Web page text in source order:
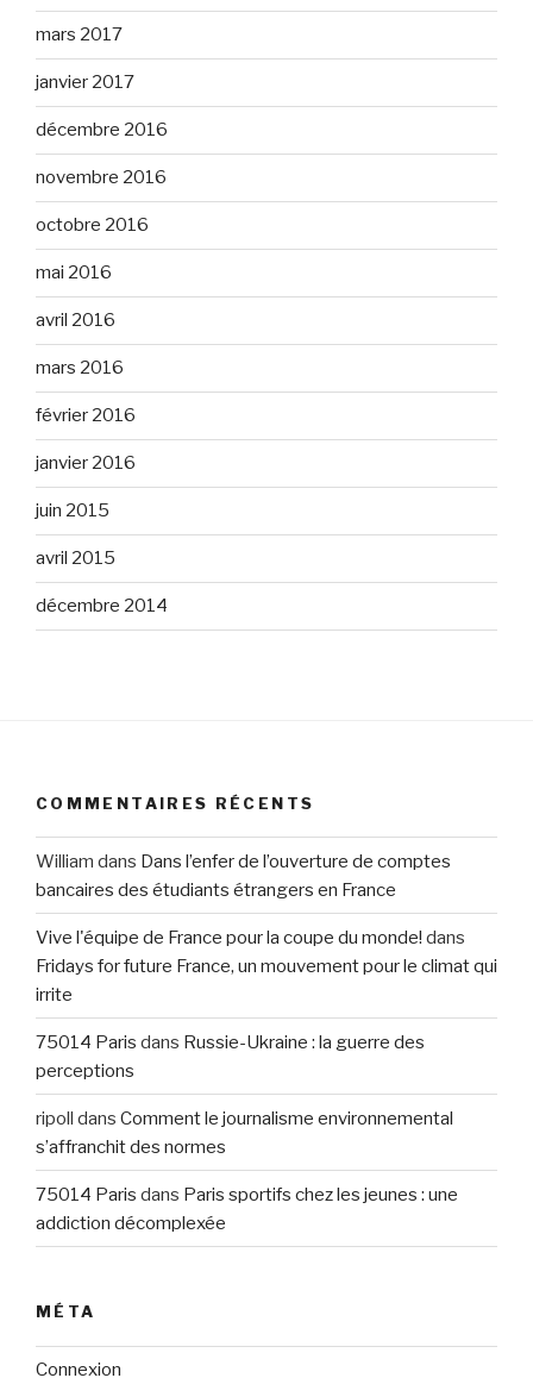
mars 2017
janvier 2017
décembre 2016
novembre 2016
octobre 2016
mai 2016
avril 2016
mars 2016
février 2016
janvier 2016
juin 2015
avril 2015
décembre 2014
COMMENTAIRES RÉCENTS
William dans Dans l’enfer de l’ouverture de comptes
bancaires des étudiants étrangers en France
Vive l'équipe de France pour la coupe du monde! dans
Fridays for future France, un mouvement pour le climat qui
irrite
75014 Paris dans Russie-Ukraine : la guerre des
perceptions
ripoll dans Comment le journalisme environnemental
s’affranchit des normes
75014 Paris dans Paris sportifs chez les jeunes : une
addiction décomplexée
MÉTA
Connexion